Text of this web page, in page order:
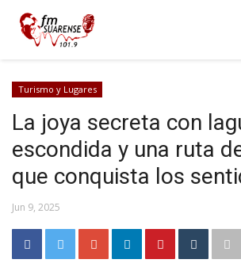
Turismo y Lugares
La joya secreta con
escondida y una ruta
que conquista los
Jun 9, 2025